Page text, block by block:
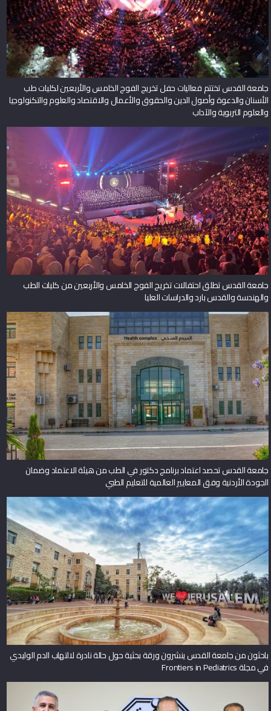
جامعة القدس تختتم فعاليات حفل تخريج الفوج الخامس والأربعين لكليات طب
الأسنان والدعوة وأصول الدين والحقوق والأعمال والاقتصاد والعلوم والتكنولوجيا
والعلوم التربوية والآداب
جامعة القدس تطلق احتفالات تخريج الفوج الخامس والأربعين من كليات الطب
والهندسة والقدس بارد والدراسات العليا
جامعة القدس تحصد اعتماد برنامج دكتور في الطب من هيئة الاعتماد وضمان
الجودة الأردنية وفق المعايير العالمية للتعليم الطبي
باحثون من جامعة القدس ينشرون ورقة بحثية حول حالة نادرة لالتهاب الدم الوليدي
في مجلة Frontiers in Pediatrics